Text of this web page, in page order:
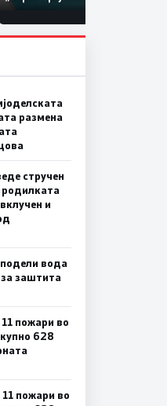
размена
стручен
родилката
и
вода
заштита
пожари во
628
11 пожари во